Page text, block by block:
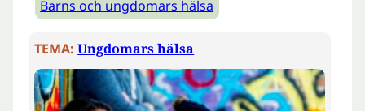
Barns och ungdomars hälsa
TEMA: Ungdomars hälsa